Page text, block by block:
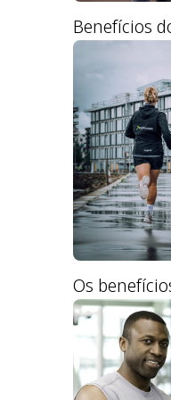
Benefícios
Os